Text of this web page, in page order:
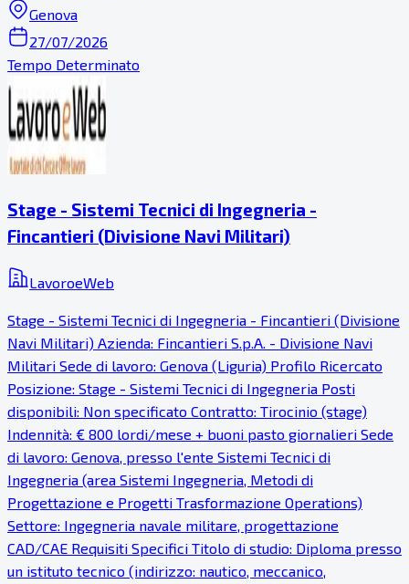
Genova
27/07/2026
Tempo Determinato
Stage - Sistemi Tecnici di Ingegneria -
Fincantieri (Divisione Navi Militari)
LavoroeWeb
Stage - Sistemi Tecnici di Ingegneria - Fincantieri (Divisione
Navi Militari) Azienda: Fincantieri S.p.A. - Divisione Navi
Militari Sede di lavoro: Genova (Liguria) Profilo Ricercato
Posizione: Stage - Sistemi Tecnici di Ingegneria Posti
disponibili: Non specificato Contratto: Tirocinio (stage)
Indennità: € 800 lordi/mese + buoni pasto giornalieri Sede
di lavoro: Genova, presso l'ente Sistemi Tecnici di
Ingegneria (area Sistemi Ingegneria, Metodi di
Progettazione e Progetti Trasformazione Operations)
Settore: Ingegneria navale militare, progettazione
CAD/CAE Requisiti Specifici Titolo di studio: Diploma presso
un istituto tecnico (indirizzo: nautico, meccanico,